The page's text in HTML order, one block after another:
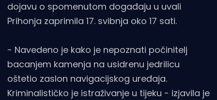
dojavu o spomenutom događaju u uvali
Prihonja zaprimila 17. svibnja oko 17 sati.
- Navedeno je kako je nepoznati počinitelj
bacanjem kamenja na usidrenu jedrilicu
oštetio zaslon navigacijskog uređaja.
Kriminalističko je istraživanje u tijeku - izjavila je